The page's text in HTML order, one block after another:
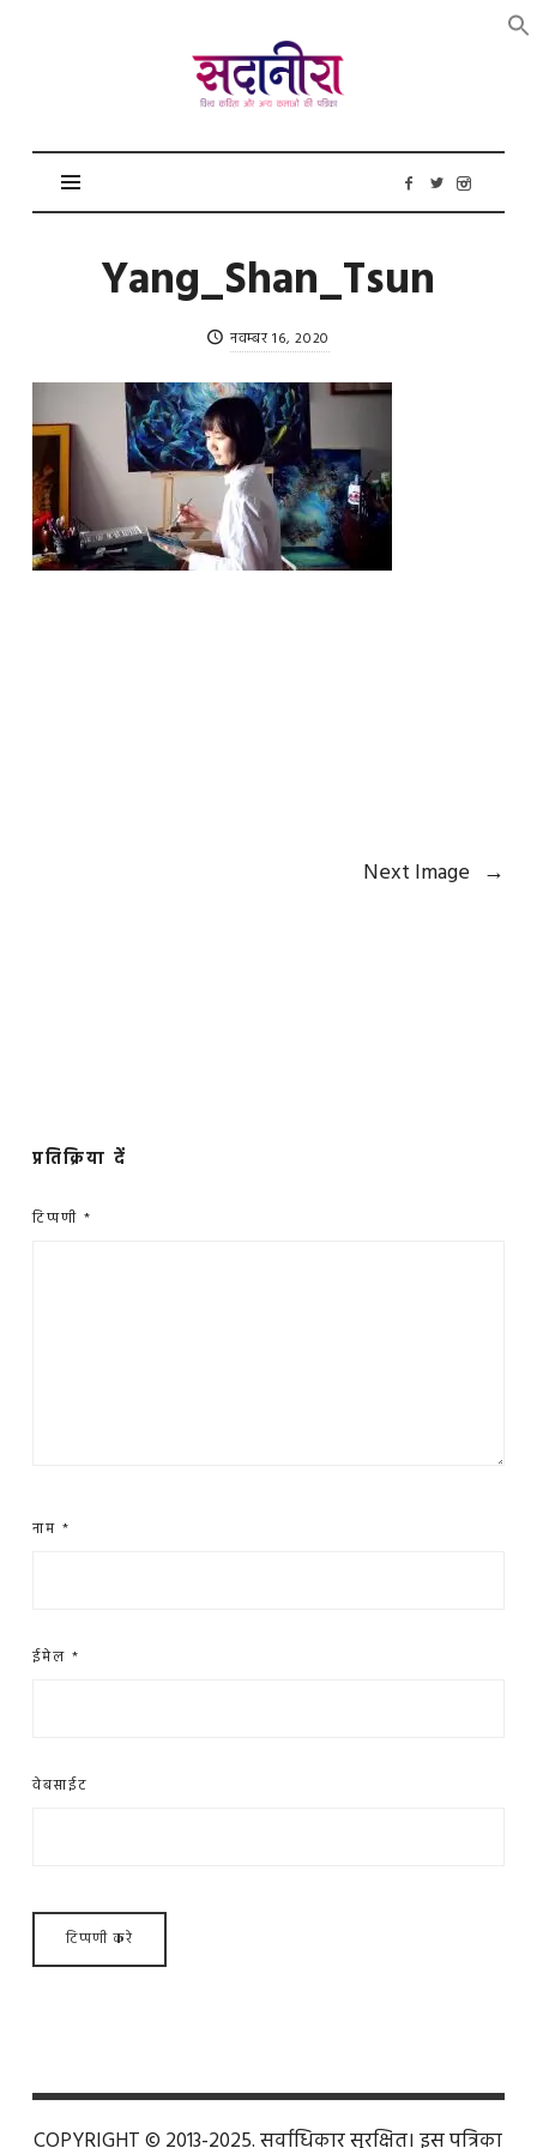
सदानीरा
Yang_Shan_Tsun
नवम्बर 16, 2020
Next Image →
प्रतिक्रिया दें
टिप्पणी *
नाम *
ईमेल *
वेबसाईट
COPYRIGHT © 2013-2025. सर्वाधिकार सुरक्षित। इस पत्रिका